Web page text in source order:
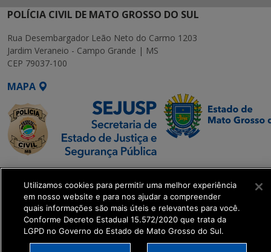
POLÍCIA CIVIL DE MATO GROSSO DO SUL
Rua Desembargador Leão Neto do Carmo 1203
Jardim Veraneio - Campo Grande | MS
CEP 79037-100
MAPA
SETDIG | Secretaria-
Executiva de
Transformação Digital
get_footer();
Utilizamos cookies para permitir uma melhor experiência
em nosso website e para nos ajudar a compreender
quais informações são mais úteis e relevantes para você.
Conforme Decreto Estadual 15.572/2020 que trata da
LGPD no Governo do Estado de Mato Grosso do Sul.